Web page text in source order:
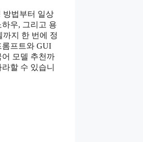
방법부터 일상
우, 그리고 용
지 한 번에 정
롬프트와 GUI
모델 추천까
할 수 있습니